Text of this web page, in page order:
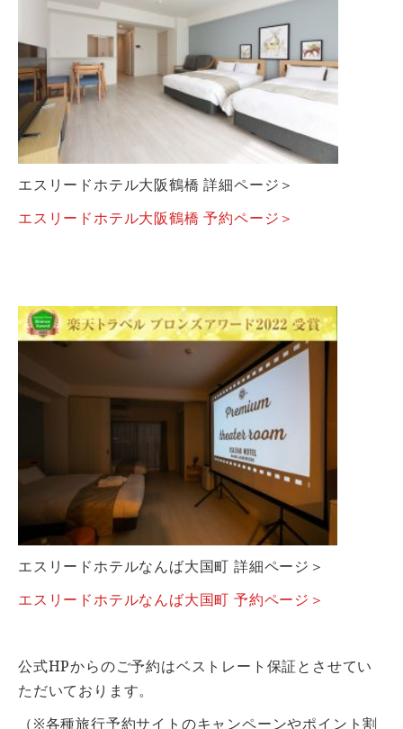
エスリードホテル大阪鶴橋 詳細ページ＞
エスリードホテル大阪鶴橋 予約ページ＞
エスリードホテルなんば大国町 詳細ページ＞
エスリードホテルなんば大国町 予約ページ＞
公式HPからのご予約はベストレート保証とさせてい
ただいております。
（※各種旅行予約サイトのキャンペーンやポイント割